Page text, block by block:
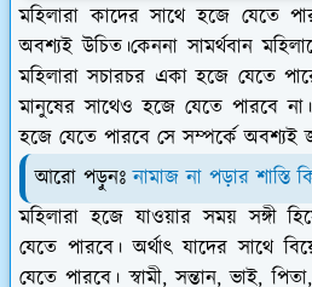
মহিলারা কাদের সাথে হজে যেতে
অবশ্যই উচিত।কেননা সামর্থবান
মহিলারা সচারচর একা হজে যেতে
মানুষের সাথেও হজে যেতে পারবে
হজে যেতে পারবে সে সম্পর্কে অবশ্যই
আরো পড়ুনঃনামাজ না পড়ার শাস্তি
মহিলারা হজে যাওয়ার সময় সঙ্গী
যেতে পারবে। অর্থাৎ যাদের সাথে
যেতে পারবে। স্বামী, সন্তান, ভাই,